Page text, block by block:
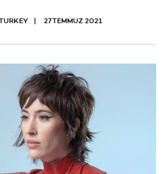
27 TEMMUZ 2021